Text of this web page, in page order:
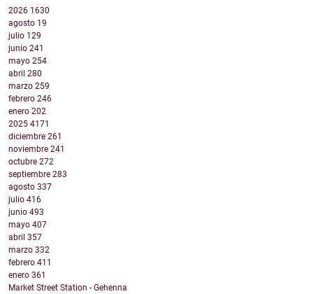
2026 1630
agosto 19
julio 129
junio 241
mayo 254
abril 280
marzo 259
febrero 246
enero 202
2025 4171
diciembre 261
noviembre 241
octubre 272
septiembre 283
agosto 337
julio 416
junio 493
mayo 407
abril 357
marzo 332
febrero 411
enero 361
Market Street Station - Gehenna